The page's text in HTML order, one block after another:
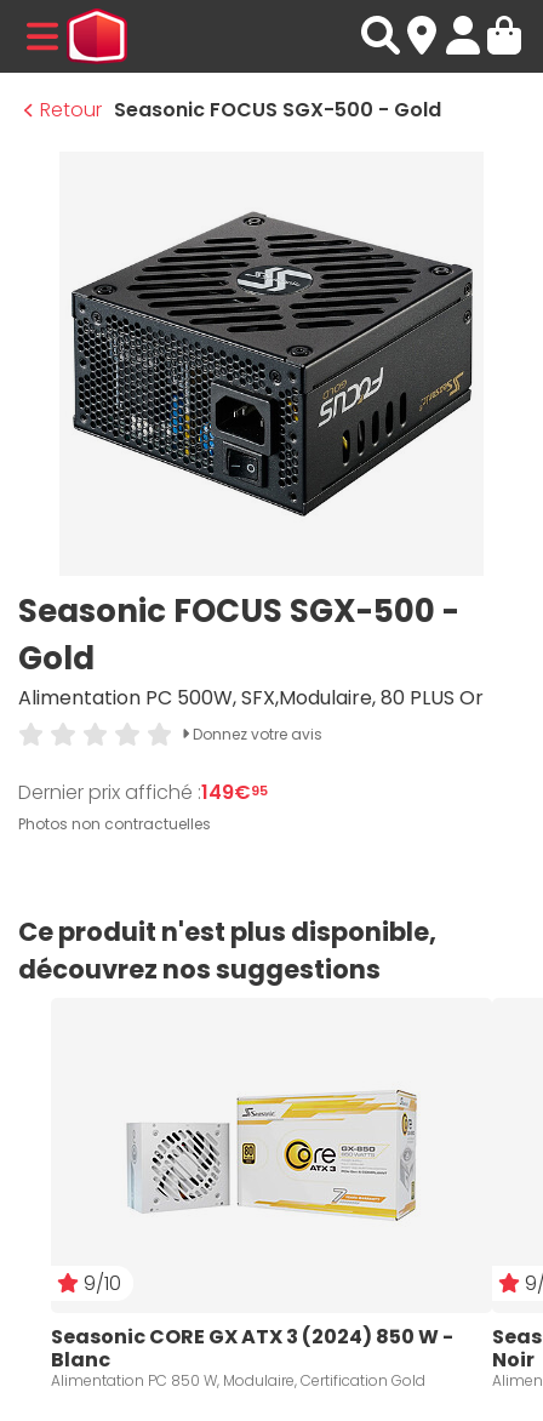
MENU
Retour Seasonic FOCUS SGX-500 - Gold
Seasonic FOCUS SGX-500 -
Gold
Alimentation PC 500W, SFX,Modulaire, 80 PLUS Or
Donnez votre avis
Dernier prix affiché :149€95
Photos non contractuelles
Ce produit n'est plus disponible,
découvrez nos suggestions
9/10
Seasonic CORE GX ATX 3 (2024) 850 W -
Blanc
Alimentation PC 850 W, Modulaire, Certification Gold
Noir